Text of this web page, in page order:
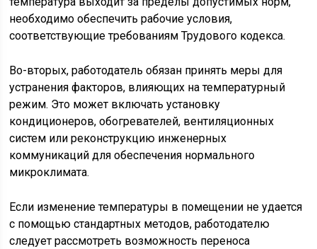
необходимо обеспечить рабочие условия,
соответствующие требованиям Трудового кодекса.
Во-вторых, работодатель обязан принять меры для
устранения факторов, влияющих на температурный
режим. Это может включать установку
кондиционеров, обогревателей, вентиляционных
систем или реконструкцию инженерных
коммуникаций для обеспечения нормального
микроклимата.
Если изменение температуры в помещении не удается
с помощью стандартных методов, работодателю
следует рассмотреть возможность переноса